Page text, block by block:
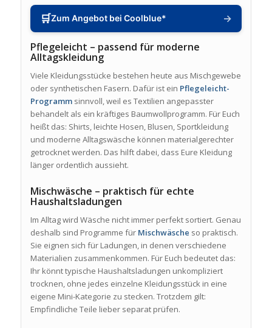
🛒Zum Angebot bei Coolblue* →
Pflegeleicht – passend für moderne
Alltagskleidung
Viele Kleidungsstücke bestehen heute aus Mischgewebe
oder synthetischen Fasern. Dafür ist ein Pflegeleicht-
Programmsinnvoll, weil es Textilien angepasster
behandelt als ein kräftiges Baumwollprogramm. Für Euch
heißt das: Shirts, leichte Hosen, Blusen, Sportkleidung
und moderne Alltagswäsche können materialgerechter
getrocknet werden. Das hilft dabei, dass Eure Kleidung
länger ordentlich aussieht.
Mischwäsche – praktisch für echte
Haushaltsladungen
Im Alltag wird Wäsche nicht immer perfekt sortiert. Genau
deshalb sind Programme für Mischwäsche so praktisch.
Sie eignen sich für Ladungen, in denen verschiedene
Materialien zusammenkommen. Für Euch bedeutet das:
Ihr könnt typische Haushaltsladungen unkompliziert
trocknen, ohne jedes einzelne Kleidungsstück in eine
eigene Mini-Kategorie zu stecken. Trotzdem gilt:
Empfindliche Teile lieber separat prüfen.